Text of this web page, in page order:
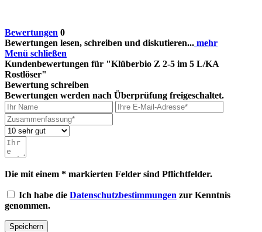
Bewertungen 0
Bewertungen lesen, schreiben und diskutieren... mehr
Menü schließen
Kundenbewertungen für "Klüberbio Z 2-5 im 5 L/KA
Rostlöser"
Bewertung schreiben
Bewertungen werden nach Überprüfung freigeschaltet.
Die mit einem * markierten Felder sind Pflichtfelder.
Ich habe die Datenschutzbestimmungen zur Kenntnis
genommen.
Speichern